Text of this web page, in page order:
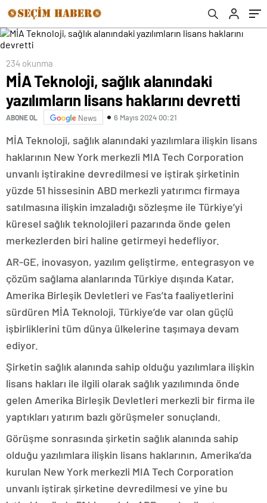
234 okunma
MİA Teknoloji, sağlık alanındaki
yazılımların lisans haklarını devretti
ABONE OL News 6 Mayıs 2024 00:21
MİA Teknoloji, sağlık alanındaki yazılımlara ilişkin lisans
haklarının New York merkezli MIA Tech Corporation
unvanlı iştirakine devredilmesi ve iştirak şirketinin
yüzde 51 hissesinin ABD merkezli yatırımcı firmaya
satılmasına ilişkin imzaladığı sözleşme ile Türkiye’yi
küresel sağlık teknolojileri pazarında önde gelen
merkezlerden biri haline getirmeyi hedefliyor.
AR-GE, inovasyon, yazılım geliştirme, entegrasyon ve
çözüm sağlama alanlarında Türkiye dışında Katar,
Amerika Birleşik Devletleri ve Fas’ta faaliyetlerini
sürdüren MİA Teknoloji, Türkiye’de var olan güçlü
işbirliklerini tüm dünya ülkelerine taşımaya devam
ediyor.
Şirketin sağlık alanında sahip olduğu yazılımlara ilişkin
lisans hakları ile ilgili olarak sağlık yazılımında önde
gelen Amerika Birleşik Devletleri merkezli bir firma ile
yaptıkları yatırım bazlı görüşmeler sonuçlandı.
Görüşme sonrasında şirketin sağlık alanında sahip
olduğu yazılımlara ilişkin lisans haklarının, Amerika’da
kurulan New York merkezli MIA Tech Corporation
unvanlı iştirak şirketine devredilmesi ve yine bu